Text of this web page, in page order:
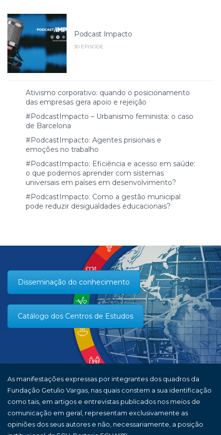
Podcast Impacto
30 EPISODE
Ativismo corporativo: quando o posicionamento
das empresas gera apoio e rejeição
#PodcastImpacto – Urbanismo feminista: o caso
de Barcelona
#PodcastImpacto: Agentes prisionais e
emoções no trabalho
#PodcastImpacto: Eficiência e acesso em saúde:
o que podemos aprender com sistemas
universais em países em desenvolvimento?
#PodcastImpacto: Como a gestão municipal
pode reduzir desigualdades educacionais?
Disseminação do conhecimento
Catálogo dos Centros de Estudos
As manifestações expressas por integrantes dos quadros da
Fundação Getulio Vargas, nas quais constem a sua identificação
como tais, em artigos e entrevistas publicados nos meios de
comunicação em geral, representam exclusivamente as
opiniões dos seus autores e não, necessariamente, a posição